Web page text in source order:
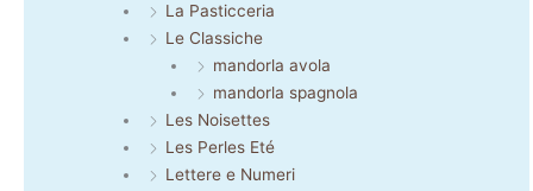
La Pasticceria
Le Classiche
mandorla avola
mandorla spagnola
Les Noisettes
Les Perles Eté
Lettere e Numeri